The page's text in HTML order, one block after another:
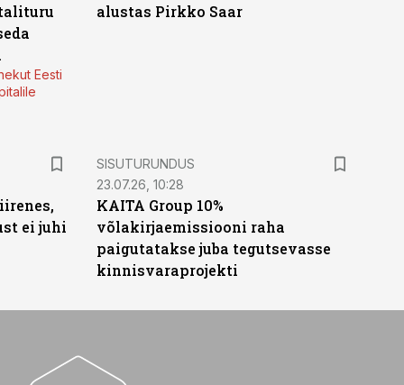
Eesti
alustas Pirkko Saar
ei juhi
ST
SISUTURUNDUS
23.07.26, 10:28
KAITA Group 10%
võlakirjaemissiooni raha
paigutatakse juba tegutsevasse
kinnisvaraprojekti